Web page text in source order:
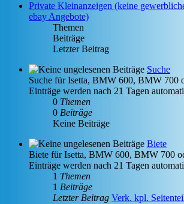
Private Kleinanzeigen (keine
ebay Angebote)
Themen
Beiträge
Letzter Beitrag
Suche
Suche für Isetta, BMW 600, BMW 700
Einträge werden nach 21 Tagen
0 Themen
0 Beiträge
Keine Beiträge
Biete
Biete für Isetta, BMW 600, BMW 700
Einträge werden nach 21 Tagen
1 Themen
1 Beiträge
Letzter Beitrag Verk. kpl.